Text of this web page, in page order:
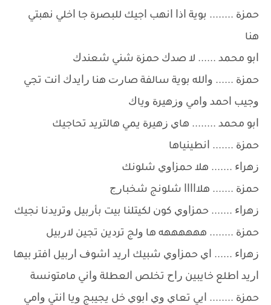
ﺣﻤﺰﺓ ........ ﺑﻮﻳﺔ ﺍﺫﺍ ﺍﻧﻬﺐ ﺍﺟﻴﻚ ﻟﻠﺒﺼﺮﺓ ﺟﺎ ﺍﺧﻠﻲ ﻧﻬﺒﺘﻲ
ﻫﻨﺎ
ﺍﺑﻮ ﻣﺤﻤﺪ ...... ﻻ ﺻﺪﻙ ﺣﻤﺰﺓ ﺷﻨﻲ ﺷﻌﻨﺪﻙ
ﺣﻤﺰﺓ ...... ﻭﺍﻟﻠﻪ ﺑﻮﻳﺔ ﺳﺎﻟﻔﺔ ﺻﺎﺭﺕ ﻫﻨﺎ ﺭﺍﻳﺪﻙ ﺍﻧﺖ ﺗﺠﻲ
ﻭﺟﻴﺐ ﺍﺣﻤﺪ ﻭﺍﻣﻲ ﻭﺯﻫﻴﺮﺓ ﻭﻳﺎﻙ
ﺍﺑﻮ ﻣﺤﻤﺪ ........ ﻫﺎﻱ ﺯﻫﻴﺮﺓ ﻳﻤﻲ ﻫﺎﻟﺘﺮﻳﺪ ﺗﺤﺎﺟﻴﻚ
ﺣﻤﺰﺓ ....... ﺍﻧﻄﻴﻨﻴﺎﻫﺎ
ﺯﻫﺮﺍﺀ ....... ﻫﻼ ﺣﻤﺰﺍﻭﻱ ﺷﻠﻮﻧﻚ
ﺣﻤﺰﺓ ....... ﻫﻼﺍﺍﺍﺍ ﺷﻠﻮﻧﺞ ﺷﺨﺒﺎﺭﺝ
ﺯﻫﺮﺍﺀ ....... ﺣﻤﺰﺍﻭﻱ ﻛﻮﻥ ﻟﻜﻴﺘﻠﻨﺎ ﺑﻴﺖ ﺑﺄﺭﺑﻴﻞ ﻭﺗﺮﻳﺪﻧﺎ ﻧﺠﻴﻚ
ﺣﻤﺰﺓ ........ ﻫﻬﻬﻬﻬﻬﻪ ﻫﺎ ﻭﻟﺞ ﺗﺮﺩﻳﻦ ﺗﺠﻴﻦ ﻻﺭﺑﻴﻞ
ﺯﻫﺮﺍﺀ ...... ﺍﻱ ﺣﻤﺰﺍﻭﻱ ﺷﺒﻴﻚ ﺍﺭﻳﺪ ﺍﺷﻮﻑ ﺍﺭﺑﻴﻞ ﺍﻓﺘﺮ ﺑﻴﻬﺎ
ﺍﺭﻳﺪ ﺍﻃﻠﻊ ﺧﺎﻳﺒﻴﻦ ﺭﺍﺡ ﺗﺨﻠﺺ ﺍﻟﻌﻄﻠﺔ ﻭﺍﻧﻲ ﻣﺎﻣﺘﻮﻧﺴﺔ
ﺣﻤﺰﺓ ........ ﺍﻳﻲ ﺗﻌﺎﻱ ﻭﻱ ﺍﺑﻮﻱ ﺧﻞ ﻳﺠﻴﺒﺞ ﻭﻳﺎ ﺍﻧﺘﻲ ﻭﺍﻣﻲ